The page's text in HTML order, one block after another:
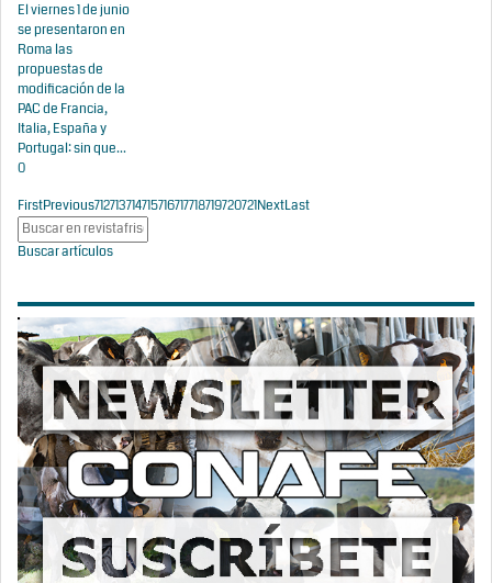
El viernes 1 de junio
se presentaron en
Roma las
propuestas de
modificación de la
PAC de Francia,
Italia, España y
Portugal: sin que...
0
FirstPrevious712713714715716717718719720721NextLast
Buscar artículos